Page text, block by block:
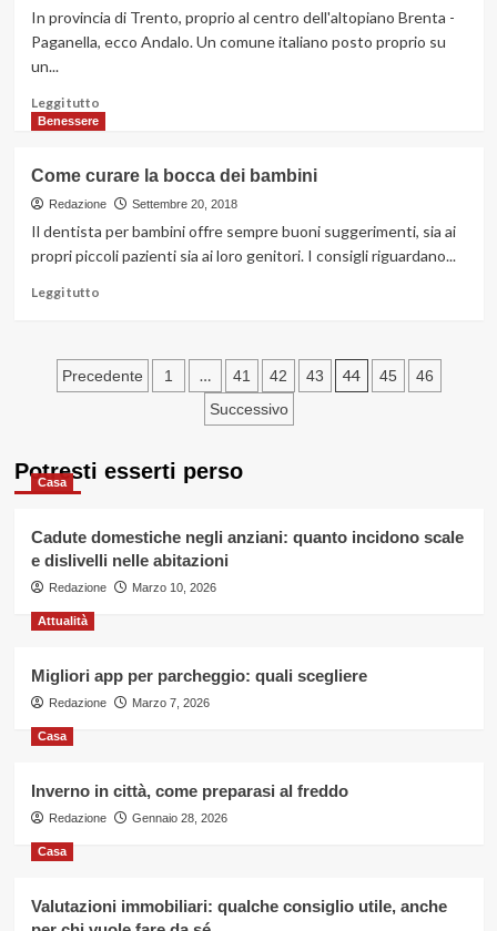
al
fondatore
Riccardo
In provincia di Trento, proprio al centro dell'altopiano Brenta -
Paganella, ecco Andalo. Un comune italiano posto proprio su
un...
Leggi tuttoLeggi
di
Cosa
vedere
e
cosa
fare
ad
Benessere
Come curare la bocca dei bambini
Redazione Settembre 20, 2018
Il dentista per bambini offre sempre buoni suggerimenti, sia ai
propri piccoli pazienti sia ai loro genitori. I consigli riguardano...
Leggi tuttoLeggi
Come
curare
bambini
Paginazione
Precedente 1 … 41 42 43 44 45
46
Successivo
Potresti esserti perso
Casa
Cadute domestiche negli anziani: quanto incidono scale
e dislivelli nelle abitazioni
Redazione Marzo 10, 2026
Attualità
Migliori app per parcheggio: quali scegliere
Redazione Marzo 7, 2026
Casa
Inverno in città, come preparasi al freddo
Redazione Gennaio 28, 2026
Casa
Valutazioni immobiliari: qualche consiglio utile, anche